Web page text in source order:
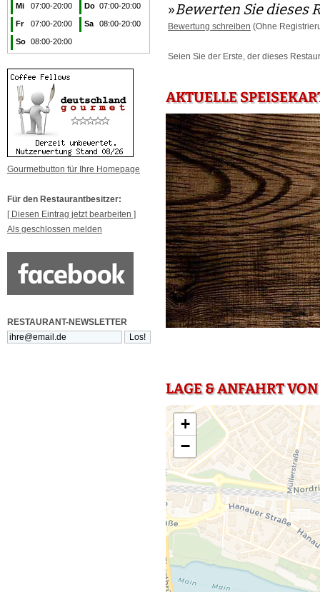
Mi 07:00-20:00 Do 07:00-20:00
Fr 07:00-20:00 Sa 08:00-20:00
So 08:00-20:00
Gourmetbutton für Ihre Homepage
Für den Restaurantbesitzer:
[ Diesen Eintrag jetzt bearbeiten ]
Als geschlossen melden
RESTAURANT-NEWSLETTER
»Bewerten Sie dieses
Bewertung schreiben (Ohne
Seien Sie der Erste, der dieses
AKTUELLE
LAGE & ANFAHRT
+
−